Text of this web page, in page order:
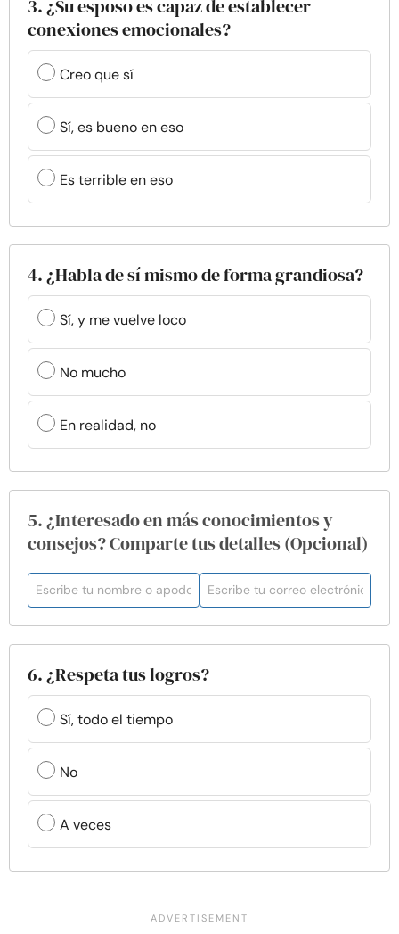
3. ¿Su esposo es capaz de establecer
conexiones emocionales?
Creo que sí
Sí, es bueno en eso
Es terrible en eso
4. ¿Habla de sí mismo de forma grandiosa?
Sí, y me vuelve loco
No mucho
En realidad, no
5. ¿Interesado en más conocimientos y
consejos? Comparte tus detalles (Opcional)
6. ¿Respeta tus logros?
Sí, todo el tiempo
No
A veces